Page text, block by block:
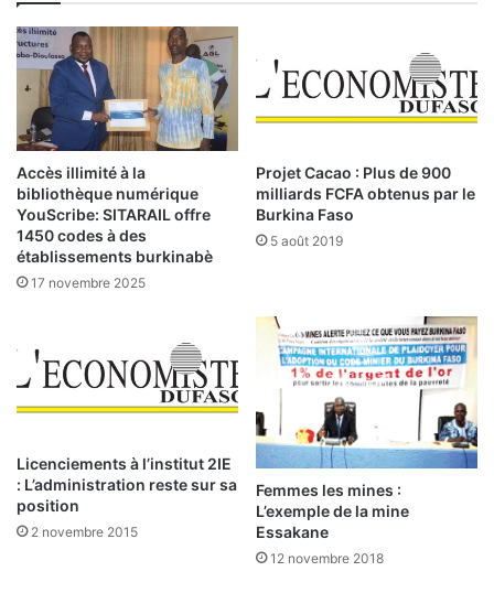
s
e
n
2
2
4
g
e
:
s
n
v
e
s
t
s
r
r
e
s
t
Accès illimité à la
bibliothèque numérique
YouScribe: SITARAIL offre
1450 codes à des
établissements burkinabè
17 novembre 2025
Projet Cacao : Plus de 900
milliards FCFA obtenus par le
Burkina Faso
5 août 2019
Licenciements à l’institut 2IE
: L’administration reste sur sa
position
2 novembre 2015
Femmes les mines :
L’exemple de la mine
Essakane
12 novembre 2018